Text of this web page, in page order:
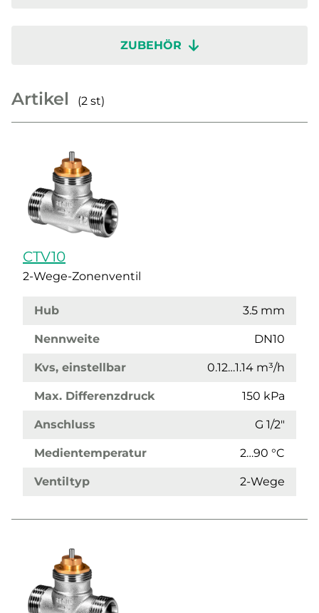
ZUBEHÖR
Artikel (2 st)
CTV10
2-Wege-Zonenventil
Hub 3.5 mm
Nennweite DN10
Kvs, einstellbar 0.12…1.14 m³/h
Max. Differenzdruck 150 kPa
Anschluss G 1/2"
Medientemperatur 2…90 °C
Ventiltyp 2-Wege